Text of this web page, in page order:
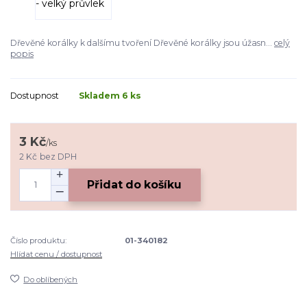
Dřevěné korálky k dalšímu tvoření Dřevěné korálky jsou úžasn... celý
popis
Dostupnost Skladem 6 ks
3 Kč/ks
2 Kč bez DPH
Přidat do košíku
Číslo produktu:
01-340182
Hlídat cenu / dostupnost
Do oblíbených